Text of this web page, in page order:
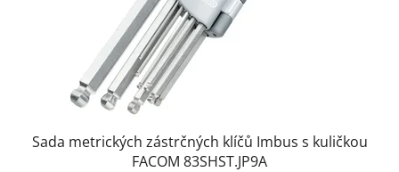
Sada metrických zástrčných klíčů Imbus s kuličkou
FACOM 83SHST.JP9A